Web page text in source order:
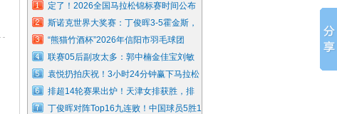
定了！2026全国马拉松锦标赛时间公布
斯诺克世界大奖赛：丁俊晖3-5霍金斯，
“熊猫竹酒杯”2026年信阳市羽毛球团
联赛05后副攻太多：郭中楠金佳宝刘敏
袁悦扔拍庆祝！3小时24分钟赢下马拉松
排超14轮赛果出炉！天津女排获胜，排
丁俊晖对阵Top16九连败！中国球员5胜1